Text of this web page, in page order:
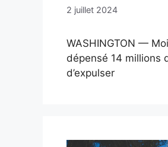
2 juillet 2024
WASHINGTON —
dépensé 14 millions
d’expulser